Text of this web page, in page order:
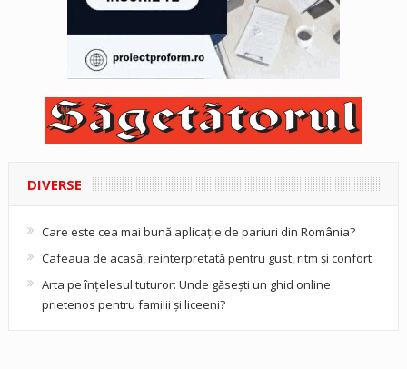
DIVERSE
Care este cea mai bună aplicație de pariuri din România?
Cafeaua de acasă, reinterpretată pentru gust, ritm și confort
Arta pe înțelesul tuturor: Unde găsești un ghid online
prietenos pentru familii și liceeni?